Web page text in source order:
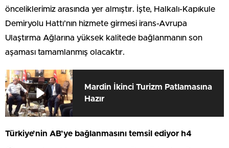
önceliklerimiz arasında yer almıştır. İşte, Halkalı-Kapıkule
Demiryolu Hattı’nın hizmete girmesi irans-Avrupa
Ulaştırma Ağlarına yüksek kalitede bağlanmanın son
aşaması tamamlanmış olacaktır.
Mardin İkinci Turizm Patlamasına
Hazır
Türkiye’nin AB’ye bağlanmasını temsil ediyor h4